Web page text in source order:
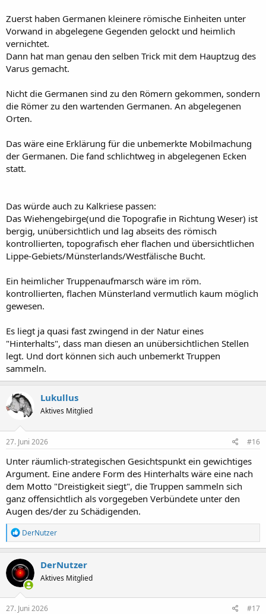
Zuerst haben Germanen kleinere römische Einheiten unter
Vorwand in abgelegene Gegenden gelockt und heimlich
vernichtet.
Dann hat man genau den selben Trick mit dem Hauptzug des
Varus gemacht.
Nicht die Germanen sind zu den Römern gekommen, sondern
die Römer zu den wartenden Germanen. An abgelegenen
Orten.
Das wäre eine Erklärung für die unbemerkte Mobilmachung
der Germanen. Die fand schlichtweg in abgelegenen Ecken
statt.
Das würde auch zu Kalkriese passen:
Das Wiehengebirge(und die Topografie in Richtung Weser) ist
bergig, unübersichtlich und lag abseits des römisch
kontrollierten, topografisch eher flachen und übersichtlichen
Lippe-Gebiets/Münsterlands/Westfälische Bucht.
Ein heimlicher Truppenaufmarsch wäre im röm.
kontrollierten, flachen Münsterland vermutlich kaum möglich
gewesen.
Es liegt ja quasi fast zwingend in der Natur eines
"Hinterhalts", dass man diesen an unübersichtlichen Stellen
legt. Und dort können sich auch unbemerkt Truppen
sammeln.
Lukullus
Aktives Mitglied
27. Juni 2026 #16
Unter räumlich-strategischen Gesichtspunkt ein gewichtiges
Argument. Eine andere Form des Hinterhalts wäre eine nach
dem Motto "Dreistigkeit siegt", die Truppen sammeln sich
ganz offensichtlich als vorgegeben Verbündete unter den
Augen des/der zu Schädigenden.
R
e
a
k
t
i
o
n
e
DerNutzer
DerNutzer
Aktives Mitglied
27. Juni 2026 #17